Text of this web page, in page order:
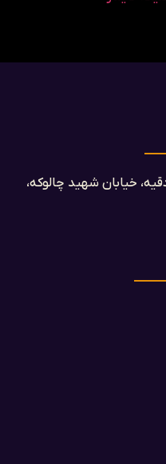
خیابان شهید چالوکه،